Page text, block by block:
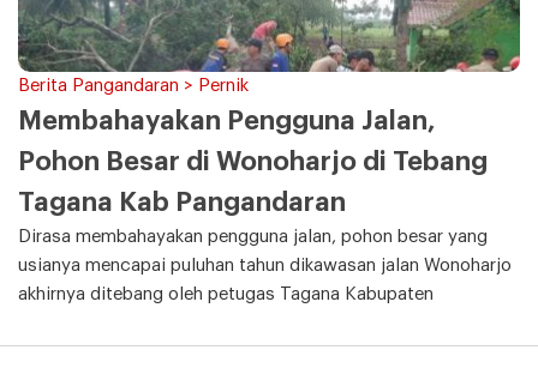
Berita Pangandaran > Pernik
Membahayakan Pengguna Jalan,
Pohon Besar di Wonoharjo di Tebang
Tagana Kab Pangandaran
Dirasa membahayakan pengguna jalan, pohon besar yang
usianya mencapai puluhan tahun dikawasan jalan Wonoharjo
akhirnya ditebang oleh petugas Tagana Kabupaten